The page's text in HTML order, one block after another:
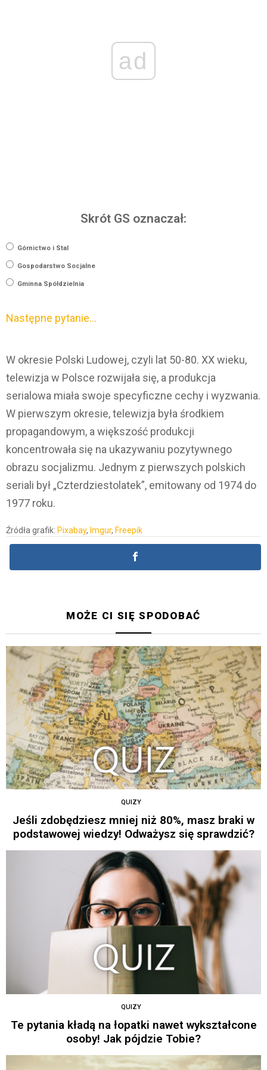
ad
Skrót GS oznaczał:
Górnictwo i Stal
Gospodarstwo Socjalne
Gminna Spółdzielnia
Następne pytanie…
W okresie Polski Ludowej, czyli lat 50-80. XX wieku,
telewizja w Polsce rozwijała się, a produkcja
serialowa miała swoje specyficzne cechy i wyzwania.
W pierwszym okresie, telewizja była środkiem
propagandowym, a większość produkcji
koncentrowała się na ukazywaniu pozytywnego
obrazu socjalizmu. Jednym z pierwszych polskich
seriali był „Czterdziestolatek”, emitowany od 1974 do
1977 roku.
Źródła grafik: Pixabay, Imgur, Freepik
MOŻE CI SIĘ SPODOBAĆ
QUIZY
Jeśli zdobędziesz mniej niż 80%, masz braki w
podstawowej wiedzy! Odważysz się sprawdzić?
QUIZY
Te pytania kładą na łopatki nawet wykształcone
osoby! Jak pójdzie Tobie?